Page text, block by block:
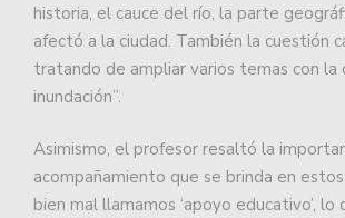
historia, el cauce del río, la parte
afectó a la ciudad. También la cuestión
tratando de ampliar varios temas con la
inundación”.
Asimismo, el profesor resaltó la
acompañamiento que se brinda en estos
bien mal llamamos ‘apoyo educativo’, lo